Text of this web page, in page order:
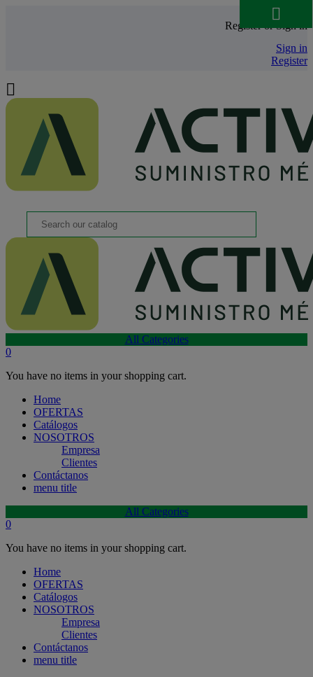
Register or Sign in
Sign in
Register


All Categories
0
You have no items in your shopping cart.
Home
OFERTAS
Catálogos
NOSOTROS
Empresa
Clientes
Contáctanos
menu title
All Categories
0
You have no items in your shopping cart.
Home
OFERTAS
Catálogos
NOSOTROS
Empresa
Clientes
Contáctanos
menu title